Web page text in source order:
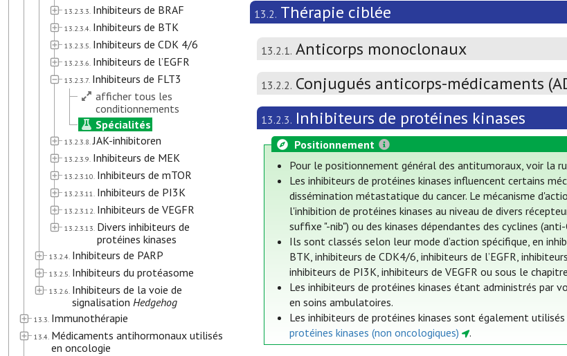
13.2.3.3. Inhibiteurs de BRAF
13.2.3.4. Inhibiteurs de BTK
13.2.3.5. Inhibiteurs de CDK 4/6
13.2.3.6. Inhibiteurs de l’EGFR
13.2.3.7. Inhibiteurs de FLT3
afficher tous les
conditionnements
Spécialités
13.2.3.8. JAK-inhibitoren
13.2.3.9. Inhibiteurs de MEK
13.2.3.10. Inhibiteurs de mTOR
13.2.3.11. Inhibiteurs de PI3K
13.2.3.12. Inhibiteurs de VEGFR
13.2.3.13. Divers inhibiteurs de
protéines kinases
13.2.4. Inhibiteurs de PARP
13.2.5. Inhibiteurs du protéasome
13.2.6. Inhibiteurs de la voie de
signalisation Hedgehog
13.3. Immunothérapie
13.4. Médicaments antihormonaux utilisés
en oncologie
13.2. Thérapie ciblée
13.2.1. Anticorps monoclonaux
13.2.2. Conjugués anticorps-médicaments
13.2.3. Inhibiteurs de protéines kinases
Positionnement
Pour le positionnement général des antitumoraux, voir la
Les inhibiteurs de protéines kinases influencent certains
dissémination métastatique du cancer. Le mécanisme
l'inhibition de protéines kinases au niveau de divers
suffixe "-nib") ou des kinases dépendantes des cyclines
Ils sont classés selon leur mode d’action spécifique, en
BTK, inhibiteurs de CDK4/6, inhibiteurs de l’EGFR,
inhibiteurs de PI3K, inhibiteurs de VEGFR ou sous le
Les inhibiteurs de protéines kinases étant administrés par
en soins ambulatoires.
Les inhibiteurs de protéines kinases sont également
protéines kinases (non oncologiques)
.